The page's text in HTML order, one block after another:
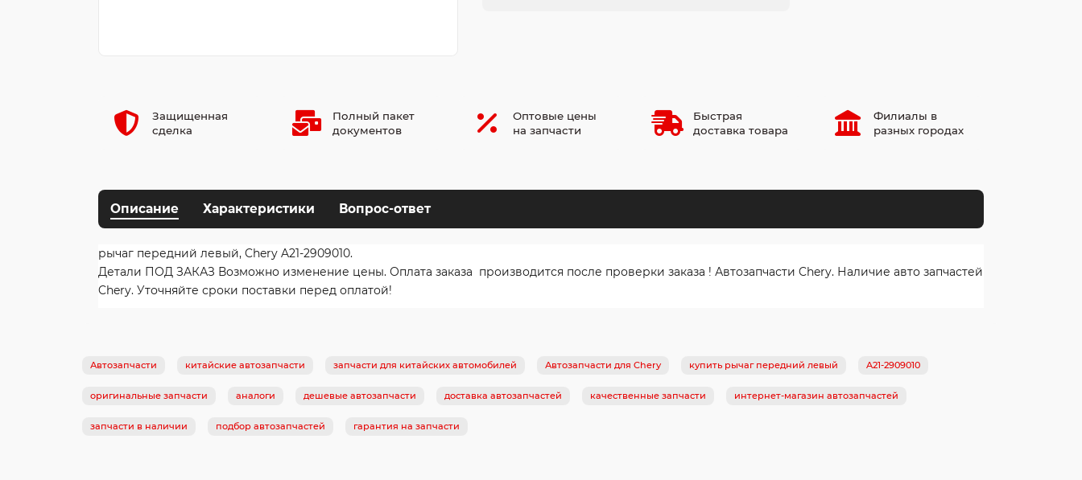
Защищенная
сделка
Полный пакет
документов
Оптовые цены
на запчасти
Быстрая
доставка товара
Филиалы в
разных городах
Описание Характеристики Вопрос-ответ
рычаг передний левый, Chery A21-2909010.
Детали ПОД ЗАКАЗ Возможно изменение цены. Оплата заказа производится после проверки заказа ! Автозапчасти Chery. Наличие авто запчастей
Chery. Уточняйте сроки поставки перед оплатой!
Автозапчасти китайские автозапчасти запчасти для китайских автомобилей Автозапчасти для Chery купить рычаг передний левый A21-2909010
оригинальные запчасти аналоги дешевые автозапчасти доставка автозапчастей качественные запчасти интернет-магазин автозапчастей
запчасти в наличии подбор автозапчастей гарантия на запчасти